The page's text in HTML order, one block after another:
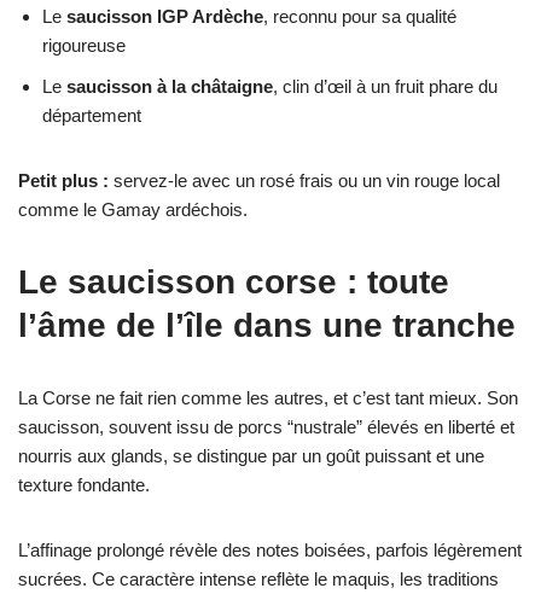
Le saucisson IGP Ardèche, reconnu pour sa qualité
rigoureuse
Le saucisson à la châtaigne, clin d’œil à un fruit phare du
département
Petit plus : servez-le avec un rosé frais ou un vin rouge local
comme le Gamay ardéchois.
Le saucisson corse : toute
l’âme de l’île dans une tranche
La Corse ne fait rien comme les autres, et c’est tant mieux. Son
saucisson, souvent issu de porcs “nustrale” élevés en liberté et
nourris aux glands, se distingue par un goût puissant et une
texture fondante.
L’affinage prolongé révèle des notes boisées, parfois légèrement
sucrées. Ce caractère intense reflète le maquis, les traditions